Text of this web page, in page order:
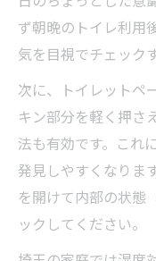
ず朝晩のトイレ利用
気を目視でチェック
次に、トイレットペ
キン部分を軽く押さ
法も有効です。これ
発見しやすくなりま
を開けて内部の状態
ックしてください。